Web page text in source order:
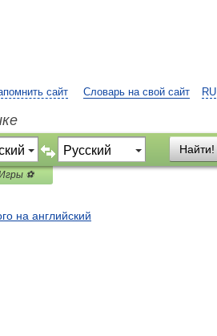
RU
сайт Словарь на свой сайт
Найти!
⚽
на английский